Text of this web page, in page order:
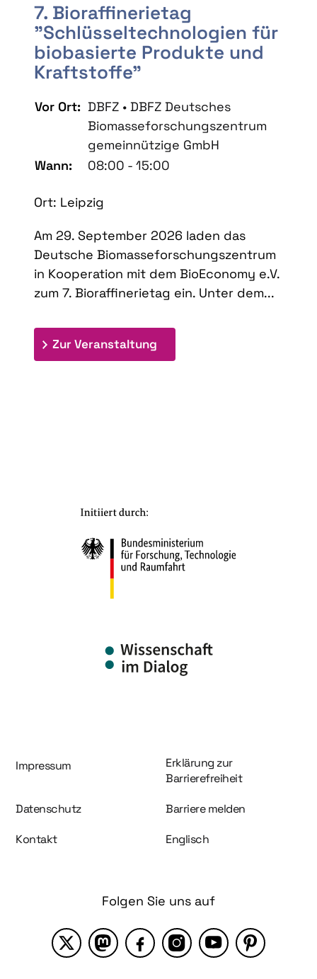
7. Bioraffinerietag
"Schlüsseltechnologien für
biobasierte Produkte und
Kraftstoffe"
Vor Ort: DBFZ • DBFZ Deutsches
Biomasseforschungszentrum
gemeinnützige GmbH
Wann:
08:00 - 15:00
Ort: Leipzig
Am 29. September 2026 laden das
Deutsche Biomasseforschungszentrum
in Kooperation mit dem BioEconomy e.V.
zum 7. Bioraffinerietag ein. Unter dem...
Zur Veranstaltung
Information und Service
Impressum
Erklärung zur
Barrierefreiheit
Datenschutz Barriere melden
Kontakt Englisch
Folgen Sie uns auf